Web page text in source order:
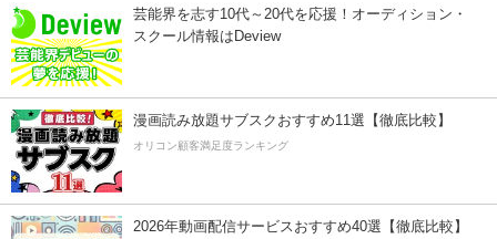
芸能界を志す10代～20代を応援！オーディション・
スクール情報はDeview
漫画読み放題サブスクおすすめ11選【徹底比較】
オリコン顧客満足度ランキング
2026年動画配信サービスおすすめ40選【徹底比較】